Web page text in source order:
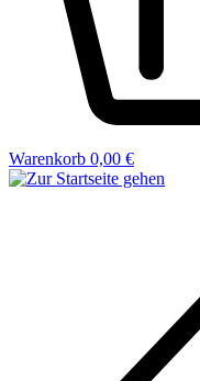
Warenkorb 0,00 €